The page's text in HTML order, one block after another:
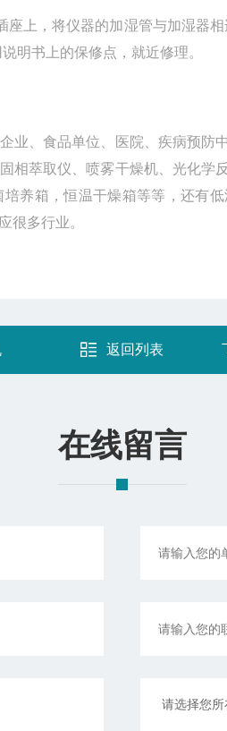
上，将仪器的加湿管与加湿器
明书上的保修点，就近修理。
业、食品单位、医院、疾病预防
相萃取仪、喷雾干燥机、光化学
养箱，恒温干燥箱等等，还有
很多行业。
返回列表
在线留言